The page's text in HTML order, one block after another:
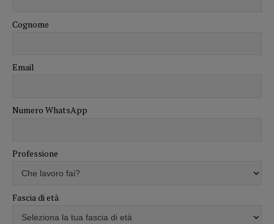
Cognome
Email
Numero WhatsApp
Professione
Fascia di età